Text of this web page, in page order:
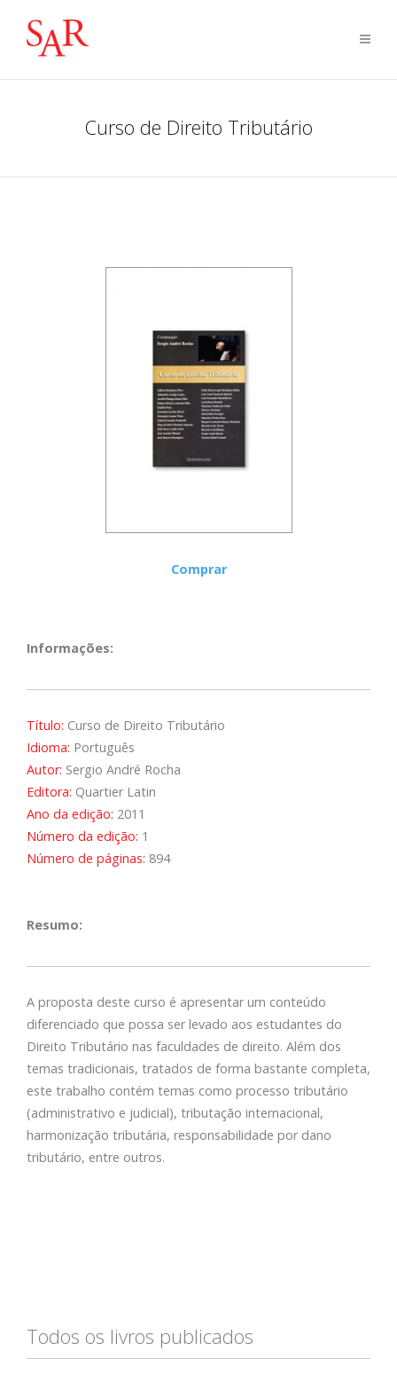
Curso de Direito Tributário
Comprar
Informações:
Título: Curso de Direito Tributário
Idioma: Português
Autor: Sergio André Rocha
Editora: Quartier Latin
Ano da edição: 2011
Número da edição: 1
Número de páginas: 894
Resumo:
A proposta deste curso é apresentar um conteúdo
diferenciado que possa ser levado aos estudantes do
Direito Tributário nas faculdades de direito. Além dos
temas tradicionais, tratados de forma bastante completa,
este trabalho contém temas como processo tributário
(administrativo e judicial), tributação internacional,
harmonização tributária, responsabilidade por dano
tributário, entre outros.
Todos os livros publicados